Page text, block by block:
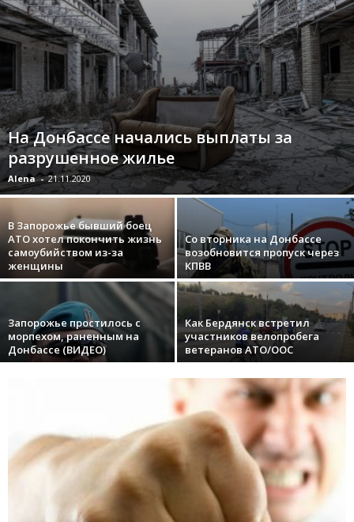
На Донбассе начались выплаты за
разрушенное жилье
Alena - 21.11.2020
В Запорожье бывший боец
АТО хотел покончить жизнь
самоубийством из-за
женщины
Со вторника на Донбассе
возобновится пропуск через
КПВВ
Запорожье простилось с
морпехом, раненным на
Донбассе (ВИДЕО)
Как Бердянск встретил
участников велопробега
ветеранов АТО/ООС